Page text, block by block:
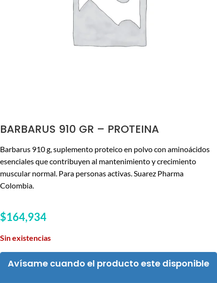
BARBARUS 910 GR – PROTEINA
Barbarus 910 g, suplemento proteico en polvo con aminoácidos
esenciales que contribuyen al mantenimiento y crecimiento
muscular normal. Para personas activas. Suarez Pharma
Colombia.
$164,934
Sin existencias
Avísame cuando el producto este disponible